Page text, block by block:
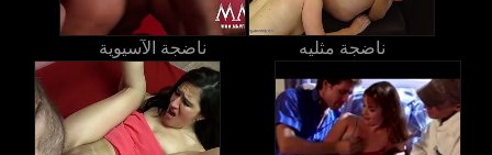
ناضجة الآسيوية ناضجة مثليه